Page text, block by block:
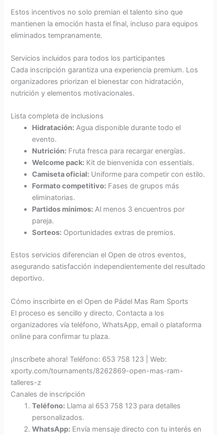
Estos incentivos no solo premian el talento sino que
mantienen la emoción hasta el final, incluso para equipos
eliminados tempranamente.
Servicios incluidos para todos los participantes
Cada inscripción garantiza una experiencia premium. Los
organizadores priorizan el bienestar con hidratación,
nutrición y elementos motivacionales.
Lista completa de inclusions
Hidratación: Agua disponible durante todo el
evento.
Nutrición: Fruta fresca para recargar energías.
Welcome pack: Kit de bienvenida con essentials.
Camiseta oficial: Uniforme para competir con estilo.
Formato competitivo: Fases de grupos más
eliminatorias.
Partidos mínimos: Al menos 3 encuentros por
pareja.
Sorteos: Oportunidades extras de premios.
Estos servicios diferencian el Open de otros eventos,
asegurando satisfacción independientemente del resultado
deportivo.
Cómo inscribirte en el Open de Pádel Mas Ram Sports
El proceso es sencillo y directo. Contacta a los
organizadores vía teléfono, WhatsApp, email o plataforma
online para confirmar tu plaza.
¡Inscríbete ahora! Teléfono: 653 758 123 | Web:
xporty.com/tournaments/8262869-open-mas-ram-
talleres-z
Canales de inscripción
Teléfono: Llama al 653 758 123 para detalles
personalizados.
WhatsApp: Envía mensaje directo con tu interés en